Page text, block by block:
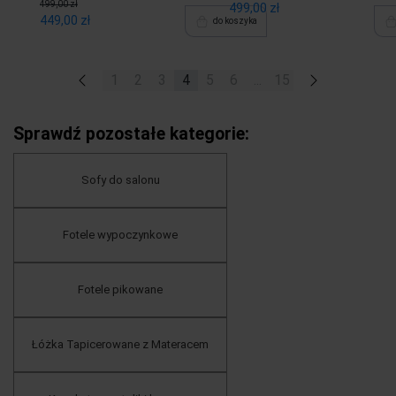
449,00 zł
499,00 zł
do koszyka
499,00 zł
« 4 »
Sprawdź pozostałe kategorie:
Sofy do salonu
Fotele wypoczynkowe
Fotele pikowane
Łóżka Tapicerowane z Materacem